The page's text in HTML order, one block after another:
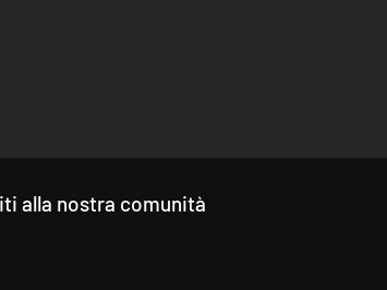
alla nostra comunità